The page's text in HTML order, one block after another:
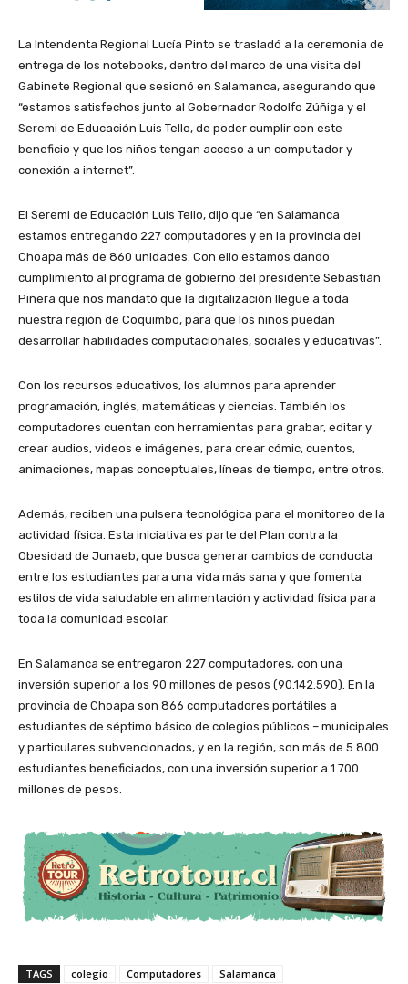
La Intendenta Regional Lucía Pinto se trasladó a la ceremonia de
entrega de los notebooks, dentro del marco de una visita del
Gabinete Regional que sesionó en Salamanca, asegurando que
“estamos satisfechos junto al Gobernador Rodolfo Zúñiga y el
Seremi de Educación Luis Tello, de poder cumplir con este
beneficio y que los niños tengan acceso a un computador y
conexión a internet”.
El Seremi de Educación Luis Tello, dijo que “en Salamanca
estamos entregando 227 computadores y en la provincia del
Choapa más de 860 unidades. Con ello estamos dando
cumplimiento al programa de gobierno del presidente Sebastián
Piñera que nos mandató que la digitalización llegue a toda
nuestra región de Coquimbo, para que los niños puedan
desarrollar habilidades computacionales, sociales y educativas”.
Con los recursos educativos, los alumnos para aprender
programación, inglés, matemáticas y ciencias. También los
computadores cuentan con herramientas para grabar, editar y
crear audios, videos e imágenes, para crear cómic, cuentos,
animaciones, mapas conceptuales, líneas de tiempo, entre otros.
Además, reciben una pulsera tecnológica para el monitoreo de la
actividad física. Esta iniciativa es parte del Plan contra la
Obesidad de Junaeb, que busca generar cambios de conducta
entre los estudiantes para una vida más sana y que fomenta
estilos de vida saludable en alimentación y actividad física para
toda la comunidad escolar.
En Salamanca se entregaron 227 computadores, con una
inversión superior a los 90 millones de pesos (90.142.590). En la
provincia de Choapa son 866 computadores portátiles a
estudiantes de séptimo básico de colegios públicos – municipales
y particulares subvencionados, y en la región, son más de 5.800
estudiantes beneficiados, con una inversión superior a 1.700
millones de pesos.
TAGS colegio Computadores Salamanca